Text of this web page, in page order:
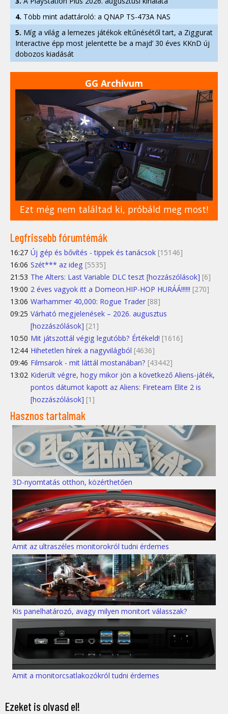
4. Több mint adattároló: a QNAP TS-473A NAS
5. Míg a világ a lemezes játékok eltűnésétől tart, a Ziggurat
Interactive épp most jelentette be a majd’ 30 éves KKnD új
dobozos kiadását
GG Archívum
Ezt még nem találtad ki, próbáld meg most!
Legfrissebb fórumtémák
16:27 Új gép és bővítés - tippek és tanácsok [15146]
16:06 Szét*** az ideg [5535]
21:53 The Alters: Last Variable DLC teszt [hozzászólások] [6]
19:00 2 éves vagyok itt a Domeon.HIP-HOP HURÁÁ!!!!!! [270]
13:06 Warhammer 40,000: Rogue Trader [88]
09:25 Várható megjelenések – 2026. augusztus
[hozzászólások] [21]
10:50 Mit játszottál végig legutóbb? Értékeld! [1616]
12:44 Hihetetlen hírek a nagyvilágból [4636]
09:46 Filmsarok - mit láttál mostanában? [43442]
13:02 Kiderült végre, hogy mikor jön a következő Aliens-játék,
pontos dátumot kapott az Aliens: Fireteam Elite 2 is
[hozzászólások] [1]
Hasznos tartalmak
3D-nyomtatás otthon, közérthetően
Amit az ultraszéles monitorokról tudni érdemes
Kis panelhatározó, avagy milyen monitort válasszak?
Amit a monitorcsatlakozókról tudni érdemes
Ezeket is olvasd el!